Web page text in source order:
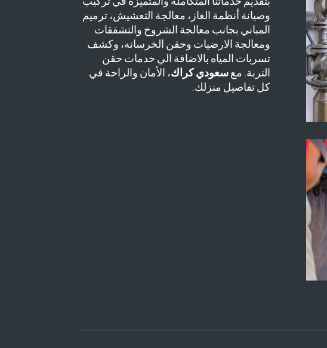
وصيانة أنظمة الغاز، معالجة التعشيش، ترميم
المباني بجانب معالجة الشروخ والتشققات
ومعالجة الارضيات وحقن الخرسانه، وكشف
تسربات المياه بالاضافة الي خدمات حقن
التربة. مع سعودي كراك، الأمان والراحة في
كل تفاصيل منزلك.